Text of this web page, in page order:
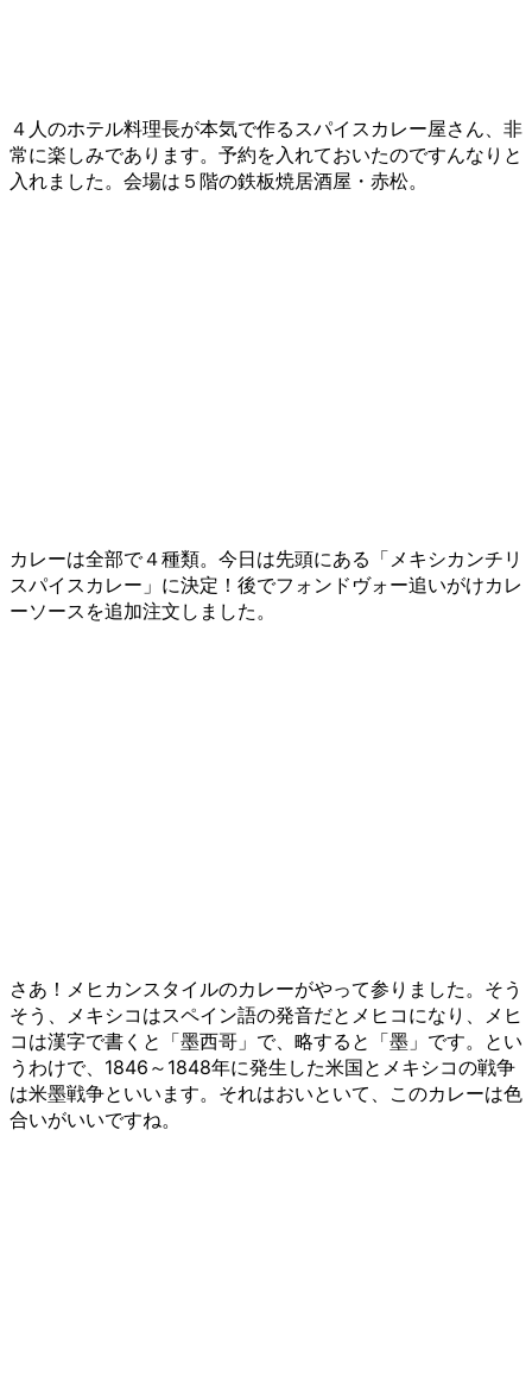
４人のホテル料理長が本気で作るスパイスカレー屋さん、非
常に楽しみであります。予約を入れておいたのですんなりと
入れました。会場は５階の鉄板焼居酒屋・赤松。
カレーは全部で４種類。今日は先頭にある「メキシカンチリ
スパイスカレー」に決定！後でフォンドヴォー追いがけカレ
ーソースを追加注文しました。
さあ！メヒカンスタイルのカレーがやって参りました。そう
そう、メキシコはスペイン語の発音だとメヒコになり、メヒ
コは漢字で書くと「墨西哥」で、略すると「墨」です。とい
うわけで、1846～1848年に発生した米国とメキシコの戦争
は米墨戦争といいます。それはおいといて、このカレーは色
合いがいいですね。